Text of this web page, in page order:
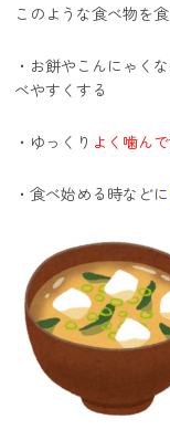
このような食べ物を
・お餅やこんにゃく
べやすくする
・ゆっくり よく噛んで
・食べ始める時などに